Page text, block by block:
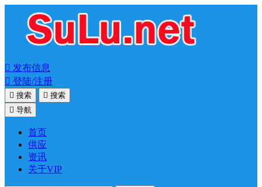
 发布信息
 登陆/注册
 搜索  搜索
 导航
首页
供应
资讯
关于VIP